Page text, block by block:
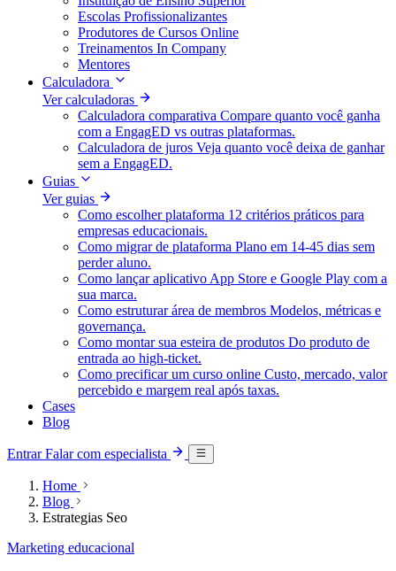
Escolas Profissionalizantes
Produtores de Cursos Online
Treinamentos In Company
Mentores
Calculadora
Ver calculadoras
Calculadora comparativa Compare quanto você ganha
com a EngagED vs outras plataformas.
Calculadora de juros Veja quanto você deixa de ganhar
sem a EngagED.
Guias
Ver guias
Como escolher plataforma 12 critérios práticos para
empresas educacionais.
Como migrar de plataforma Plano em 14-45 dias sem
perder aluno.
Como lançar aplicativo App Store e Google Play com a
sua marca.
Como estruturar área de membros Modelos, métricas e
governança.
Como montar sua esteira de produtos Do produto de
entrada ao high-ticket.
Como precificar um curso online Custo, mercado, valor
percebido e margem real após taxas.
Cases
Blog
EntrarFalar com especialista
Home
Blog
Estrategias Seo
Marketing educacional